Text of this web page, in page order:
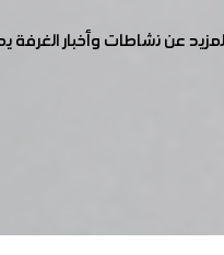
عن نشاطات وأخبار